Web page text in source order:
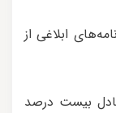
ابلاغی از
بیست درصد